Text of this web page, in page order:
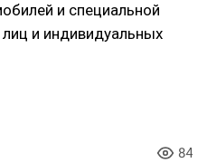
и специальной
и индивидуальных
84